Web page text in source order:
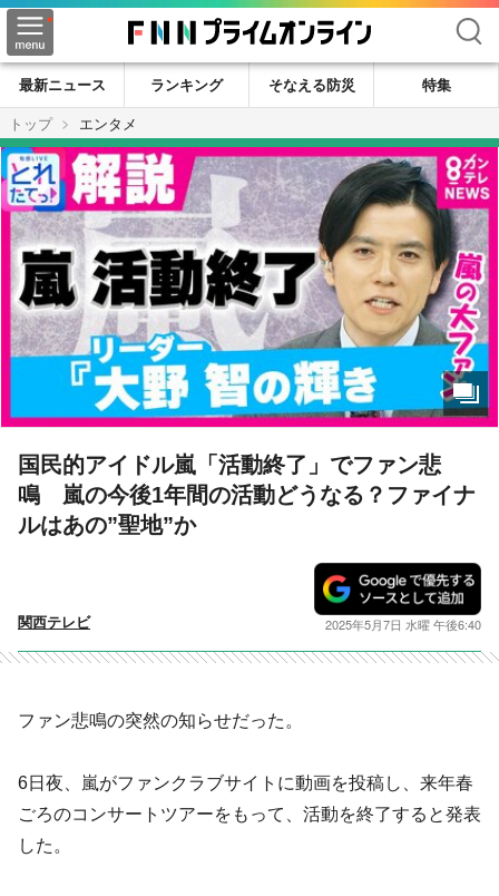
検索
最新ニュース ランキング そなえる防災
特集
トップ
エンタメ
国民的アイドル嵐「活動終了」でファン悲
鳴 嵐の今後1年間の活動どうなる？ファイナ
ルはあの”聖地”か
関西テレビ 2025年5月7日 水曜 午後6:40
ファン悲鳴の突然の知らせだった。
6日夜、嵐がファンクラブサイトに動画を投稿し、来年春
ごろのコンサートツアーをもって、活動を終了すると発表
した。